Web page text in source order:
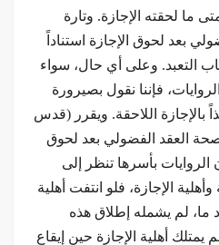
ما لحقته الإجازة. وتارة
بعد لحوق الإجازة استناداً
التعبد. وعلى أي حال، سواء
فإننا نقول بصيرورة
بالإجازة اللاحقة. ويقرر (قدس
العقد الفضولي بعد لحوق
الروايات بأسرها تنظر إلى
الإجازة، فلو انتفت أهلية
لم يشمله إطلاق هذه
يمتلك أهلية الإجازة حين إيقاع